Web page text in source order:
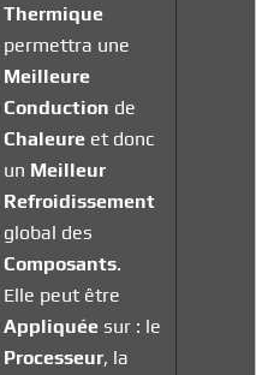
Thermique
permettra une
Meilleure
Conduction de
Chaleure et donc
un Meilleur
Refroidissement
global des
Composants.
Elle peut être
Appliquée sur : le
Processeur, la